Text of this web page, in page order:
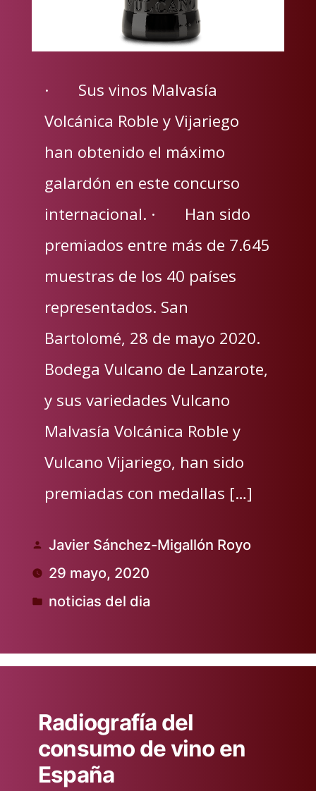
· Sus vinos Malvasía
Volcánica Roble y Vijariego
han obtenido el máximo
galardón en este concurso
internacional. · Han sido
premiados entre más de 7.645
muestras de los 40 países
representados. San
Bartolomé, 28 de mayo 2020.
Bodega Vulcano de Lanzarote,
y sus variedades Vulcano
Malvasía Volcánica Roble y
Vulcano Vijariego, han sido
premiadas con medallas […]
Publicado
por
Javier Sánchez-Migallón Royo
29 mayo, 2020
Publicado
noticias del dia
Radiografía del
consumo de vino en
España